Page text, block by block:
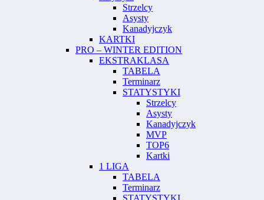
Strzelcy
Asysty
Kanadyjczyk
KARTKI
PRO – WINTER EDITION
EKSTRAKLASA
TABELA
Terminarz
STATYSTYKI
Strzelcy
Asysty
Kanadyjczyk
MVP
TOP6
Kartki
1 LIGA
TABELA
Terminarz
STATYSTYKI